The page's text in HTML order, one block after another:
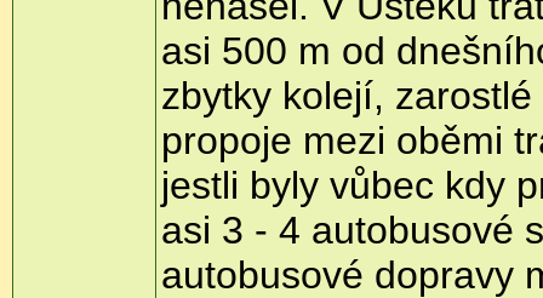
asi 500 m od
zbytky kolejí,
propoje mezi oběmi
jestli byly vůbec kdy
asi 3 - 4 autobusové
autobusové dopravy